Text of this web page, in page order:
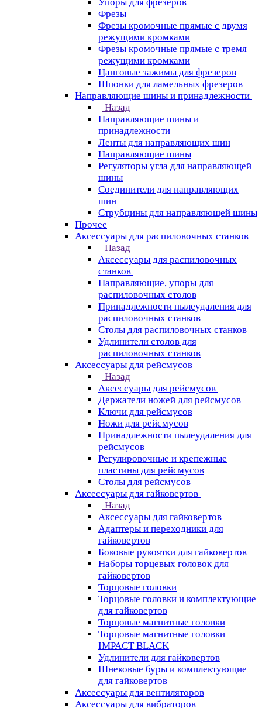
Фрезы
Фрезы кромочные прямые с двумя
режущими кромками
Фрезы кромочные прямые с тремя
режущими кромками
Цанговые зажимы для фрезеров
Шпонки для ламельных фрезеров
Направляющие шины и принадлежности
Назад
Направляющие шины и
принадлежности
Ленты для направляющих шин
Направляющие шины
Регуляторы угла для направляющей
шины
Соединители для направляющих
шин
Струбцины для направляющей шины
Прочее
Аксессуары для распиловочных станков
Назад
Аксессуары для распиловочных
станков
Направляющие, упоры для
распиловочных столов
Принадлежности пылеудаления для
распиловочных станков
Столы для распиловочных станков
Удлинители столов для
распиловочных станков
Аксессуары для рейсмусов
Назад
Аксессуары для рейсмусов
Держатели ножей для рейсмусов
Ключи для рейсмусов
Ножи для рейсмусов
Принадлежности пылеудаления для
рейсмусов
Регулировочные и крепежные
пластины для рейсмусов
Столы для рейсмусов
Аксессуары для гайковертов
Назад
Аксессуары для гайковертов
Адаптеры и переходники для
гайковертов
Боковые рукоятки для гайковертов
Наборы торцевых головок для
гайковертов
Торцовые головки
Торцовые головки и комплектующие
для гайковертов
Торцовые магнитные головки
Торцовые магнитные головки
IMPACT BLACK
Удлинители для гайковертов
Шнековые буры и комплектующие
для гайковертов
Аксессуары для вентиляторов
Аксессуары для вибраторов